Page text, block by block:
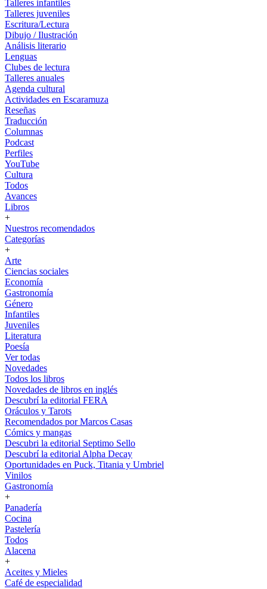
Talleres infantiles
Talleres juveniles
Escritura/Lectura
Dibujo / Ilustración
Análisis literario
Lenguas
Clubes de lectura
Talleres anuales
Agenda cultural
Actividades en Escaramuza
Reseñas
Traducción
Columnas
Podcast
Perfiles
YouTube
Cultura
Todos
Avances
Libros
+
Nuestros recomendados
Categorías
+
Arte
Ciencias sociales
Economía
Gastronomía
Género
Infantiles
Juveniles
Literatura
Poesía
Ver todas
Novedades
Todos los libros
Novedades de libros en inglés
Descubrí la editorial FERA
Oráculos y Tarots
Recomendados por Marcos Casas
Cómics y mangas
Descubri la editorial Septimo Sello
Descubrí la editorial Alpha Decay
Oportunidades en Puck, Titania y Umbriel
Vinilos
Gastronomía
+
Panadería
Cocina
Pastelería
Todos
Alacena
+
Aceites y Mieles
Café de especialidad